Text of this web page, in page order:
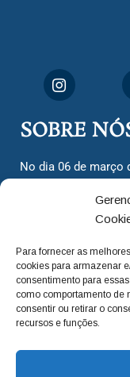
Para fornecer as
cookies para armazenar
consentimento para
como comportamento de
consentir ou retirar o
recursos e funções.
SOBRE
No dia 06 de março
cidadãos
dois jornais. Há
com o foco de
deixamos de lado
questionando os
para a cidade e